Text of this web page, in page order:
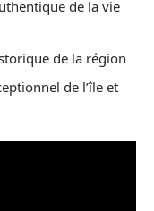
de la vie
de la région
de l’île et